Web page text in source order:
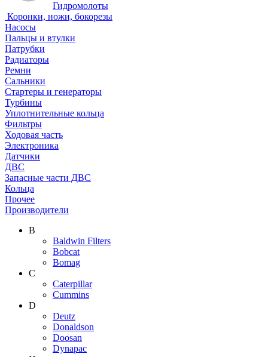
Гидромолоты
Коронки, ножи, бокорезы
Насосы
Пальцы и втулки
Патрубки
Радиаторы
Ремни
Сальники
Стартеры и генераторы
Турбины
Уплотнительные кольца
Фильтры
Ходовая часть
Электроника
Датчики
ДВС
Запасные части ДВС
Кольца
Прочее
Производители
B
Baldwin Filters
Bobcat
Bomag
C
Caterpillar
Cummins
D
Deutz
Donaldson
Doosan
Dynapac